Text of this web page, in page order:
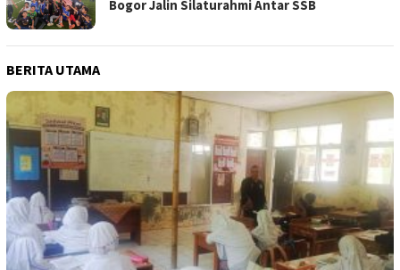
Bogor Jalin Silaturahmi Antar SSB
BERITA UTAMA